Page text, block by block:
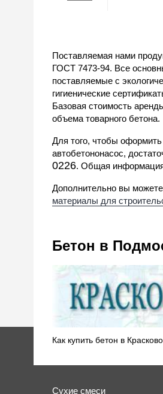
Поставляемая нами
ГОСТ 7473-94. Все
поставляемые с
гигиенические
Базовая стоимость
объема товарного бетона.
Для того, чтобы
автобетононасос,
0226. Общая
Дополнительно вы
материалы для
Бетон в
Как купить бетон в Красково
Сухие смеси